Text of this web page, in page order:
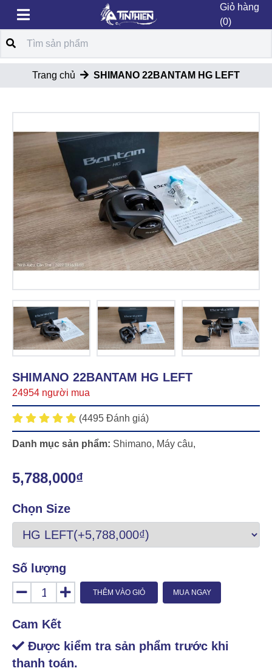
Giỏ hàng
(0)
Trang chủ SHIMANO 22BANTAM HG LEFT
SHIMANO 22BANTAM HG LEFT
24954 người mua
(4495 Đánh giá)
Danh mục sản phẩm: Shimano, Máy câu,
5,788,000₫
Chọn Size
Số lượng
THÊM VÀO GIỎ MUA NGAY
Cam Kết
Được kiểm tra sản phẩm trước khi
thanh toán.